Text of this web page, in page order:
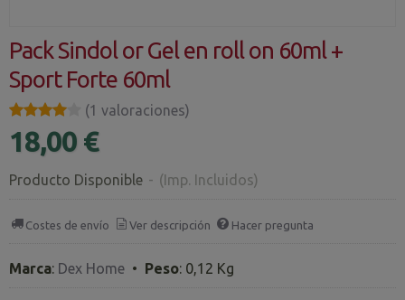
Pack Sindol or Gel en roll on 60ml +
Sport Forte 60ml
★★★★★
★★★★★ (1 valoraciones)
18,00 €
Producto Disponible - (Imp. Incluidos)
Costes de envío Ver descripción Hacer pregunta
Marca: Dex Home • Peso: 0,12 Kg